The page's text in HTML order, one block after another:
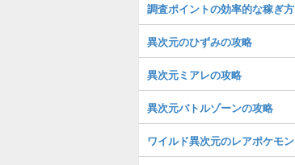
調査ポイントの効率的な稼ぎ方
異次元のひずみの攻略
異次元ミアレの攻略
異次元バトルゾーンの攻略
ワイルド異次元のレアポケモン